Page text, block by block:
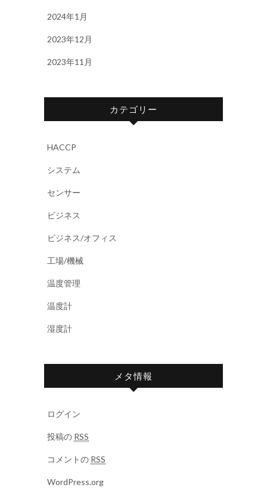
2024年1月
2023年12月
2023年11月
カテゴリー
HACCP
システム
センサー
ビジネス
ビジネス/オフィス
工場/機械
温度管理
温度計
湿度計
メタ情報
ログイン
投稿の RSS
コメントの RSS
WordPress.org